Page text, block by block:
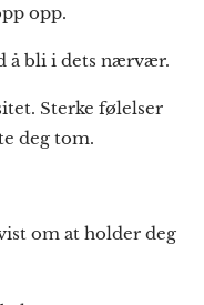
opp.
å bli i dets nærvær.
Sterke følelser
deg tom.
om at holder deg